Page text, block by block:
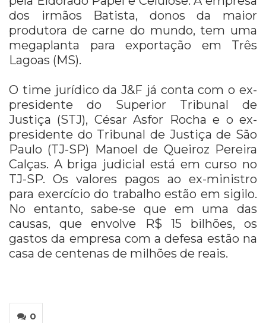
dos irmãos Batista, donos da maior
produtora de carne do mundo, tem uma
megaplanta para exportação em Três
Lagoas (MS).
O time jurídico da J&F já conta com o ex-
presidente do Superior Tribunal de
Justiça (STJ), César Asfor Rocha e o ex-
presidente do Tribunal de Justiça de São
Paulo (TJ-SP) Manoel de Queiroz Pereira
Calças. A briga judicial está em curso no
TJ-SP. Os valores pagos ao ex-ministro
para exercício do trabalho estão em sigilo.
No entanto, sabe-se que em uma das
causas, que envolve R$ 15 bilhões, os
gastos da empresa com a defesa estão na
casa de centenas de milhões de reais.
0